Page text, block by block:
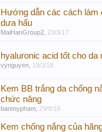
Hướng dẫn các cách làm
dưa hấu
MaiHanGroup2 23/3/17
hyaluronic acid tốt cho da
vynguyen 19/3/18
Kem BB trắng da chống
chức năng
banmypham 29/8/16
Kem chống nắng của